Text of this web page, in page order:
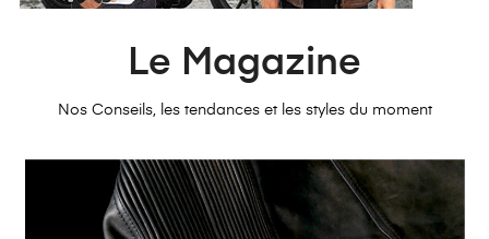
Le Magazine
Nos Conseils, les tendances et les styles du moment